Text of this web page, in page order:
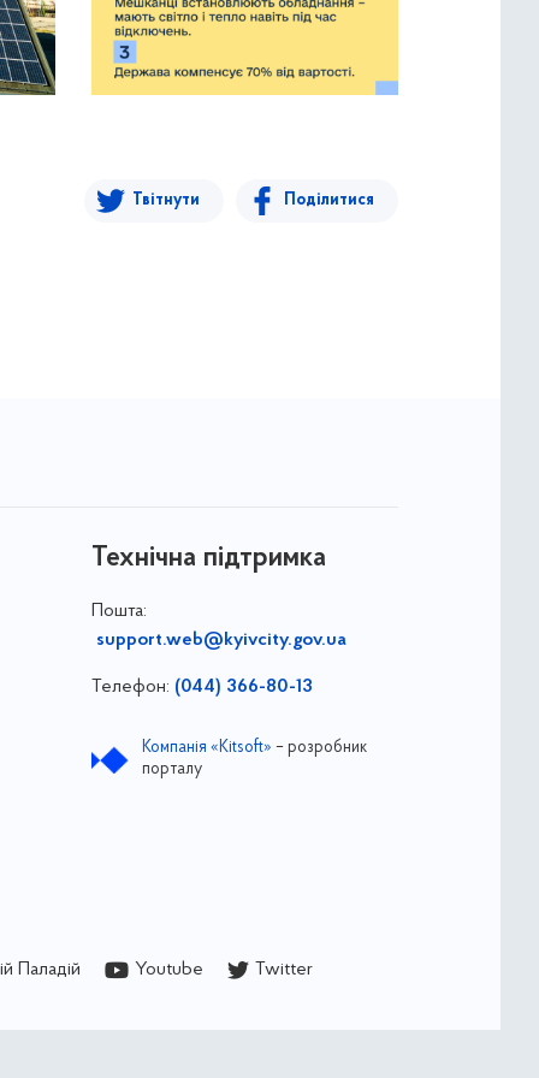
Твітнути Поділитися
Технічна підтримка
Пошта:
support.web@kyivcity.gov.ua
Телефон: (044) 366-80-13
Компанія «Kitsoft» – розробник
порталу
Паладій Youtube Twitter